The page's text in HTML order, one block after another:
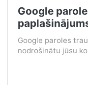
Google
Google paroles
nodrošinātu jūsu